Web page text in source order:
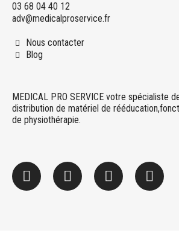
03 68 04 40 12
adv@medicalproservice.fr
Nous contacter
Blog
MEDICAL PRO SERVICE votre spécialiste
distribution de matériel de
de physiothérapie.